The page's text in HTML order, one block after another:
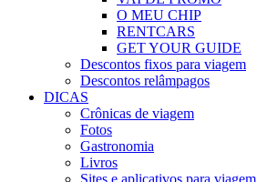
O MEU CHIP
RENTCARS
GET YOUR GUIDE
Descontos fixos para viagem
Descontos relâmpagos
DICAS
Crônicas de viagem
Fotos
Gastronomia
Livros